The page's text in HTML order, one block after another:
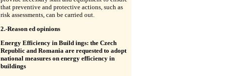
that preventive and protective actions, such as
risk assessments, can be carried out.
2.-Reason ed opinions
Energy Efficiency in Build ings: the Czech
Republic and Romania are requested to adopt
national measures on energy efficiency in
buildings